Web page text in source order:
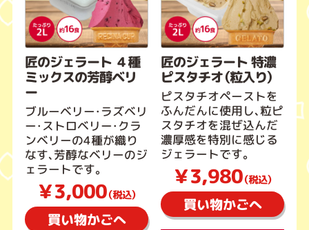
匠のジェラート ４種
ミックスの芳醇ベリ
ー
ブルーベリー・ラズベリ
ー・ストロベリー・クラ
ンベリーの4種が織り
なす、芳醇なベリーのジ
ェラートです。
￥3,000（税込）
買い物かごへ
匠のジェラート 特濃
ピスタチオ（粒入り）
ピスタチオペーストを
ふんだんに使用し、粒ピ
スタチオを混ぜ込んだ
濃厚感を特別に感じる
ジェラートです。
￥3,980（税込）
買い物かごへ